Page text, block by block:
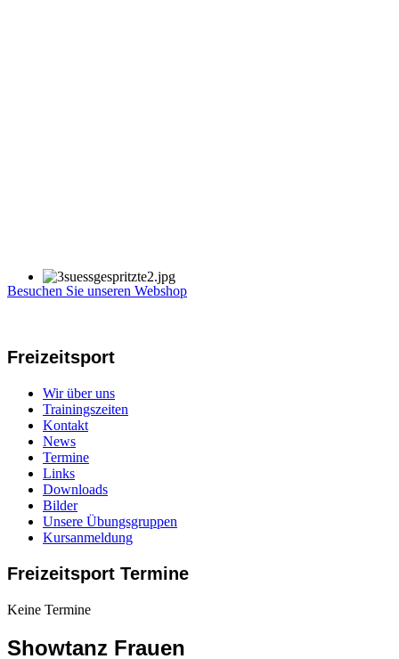
Besuchen Sie unseren Webshop
Freizeitsport
Wir über uns
Trainingszeiten
Kontakt
News
Termine
Links
Downloads
Bilder
Unsere Übungsgruppen
Kursanmeldung
Freizeitsport Termine
Keine Termine
Showtanz Frauen